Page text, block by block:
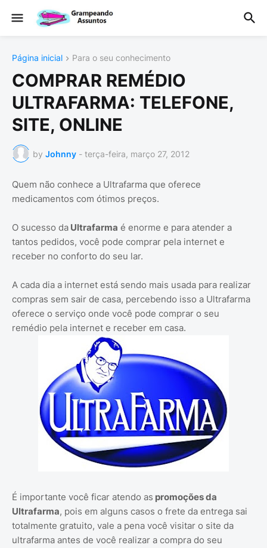
Página inicial Para o seu conhecimento
COMPRAR REMÉDIO
ULTRAFARMA: TELEFONE,
SITE, ONLINE
by Johnny - terça-feira, março 27, 2012
Quem não conhece a Ultrafarma que oferece
medicamentos com ótimos preços.
O sucesso da Ultrafarma é enorme e para atender a
tantos pedidos, você pode comprar pela internet e
receber no conforto do seu lar.
A cada dia a internet está sendo mais usada para realizar
compras sem sair de casa, percebendo isso a Ultrafarma
oferece o serviço onde você pode comprar o seu
remédio pela internet e receber em casa.
É importante você ficar atendo as promoções da
Ultrafarma, pois em alguns casos o frete da entrega sai
totalmente gratuito, vale a pena você visitar o site da
ultrafarma antes de você realizar a compra do seu